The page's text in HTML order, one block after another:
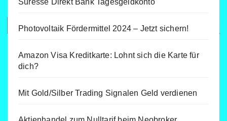
Suresse Direkt Bank Tagesgeldkonto
Photovoltaik Fördermittel 2024 – Jetzt sichern!
Amazon Visa Kreditkarte: Lohnt sich die Karte für
dich?
Mit Gold/Silber Trading Signalen Geld verdienen